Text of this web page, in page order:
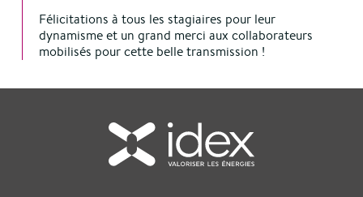
Félicitations à tous les stagiaires pour leur
dynamisme et un grand merci aux collaborateurs
mobilisés pour cette belle transmission !